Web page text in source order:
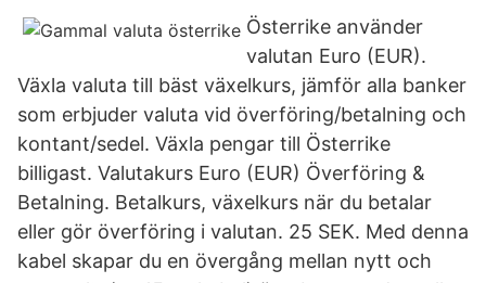
Österrike använder
valutan Euro (EUR).
Växla valuta till bäst växelkurs, jämför alla banker
som erbjuder valuta vid överföring/betalning och
kontant/sedel. Växla pengar till Österrike
billigast. Valutakurs Euro (EUR) Överföring &
Betalning. Betalkurs, växelkurs när du betalar
eller gör överföring i valutan. 25 SEK. Med denna
kabel skapar du en övergång mellan nytt och